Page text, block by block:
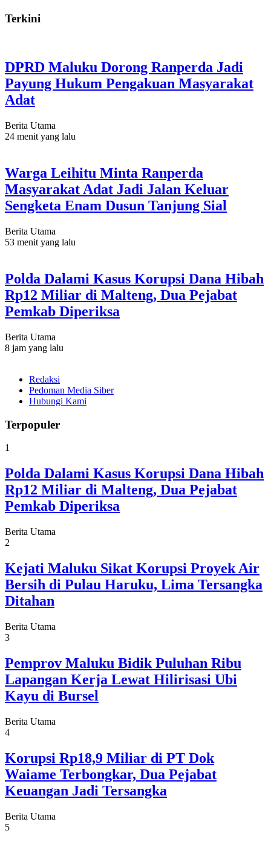
Terkini
DPRD Maluku Dorong Ranperda Jadi
Payung Hukum Pengakuan Masyarakat
Adat
Berita Utama
24 menit yang lalu
Warga Leihitu Minta Ranperda
Masyarakat Adat Jadi Jalan Keluar
Sengketa Enam Dusun Tanjung Sial
Berita Utama
53 menit yang lalu
Polda Dalami Kasus Korupsi Dana Hibah
Rp12 Miliar di Malteng, Dua Pejabat
Pemkab Diperiksa
Berita Utama
8 jam yang lalu
Redaksi
Pedoman Media Siber
Hubungi Kami
Terpopuler
1
Polda Dalami Kasus Korupsi Dana Hibah
Rp12 Miliar di Malteng, Dua Pejabat
Pemkab Diperiksa
Berita Utama
2
Kejati Maluku Sikat Korupsi Proyek Air
Bersih di Pulau Haruku, Lima Tersangka
Ditahan
Berita Utama
3
Pemprov Maluku Bidik Puluhan Ribu
Lapangan Kerja Lewat Hilirisasi Ubi
Kayu di Bursel
Berita Utama
4
Korupsi Rp18,9 Miliar di PT Dok
Waiame Terbongkar, Dua Pejabat
Keuangan Jadi Tersangka
Berita Utama
5